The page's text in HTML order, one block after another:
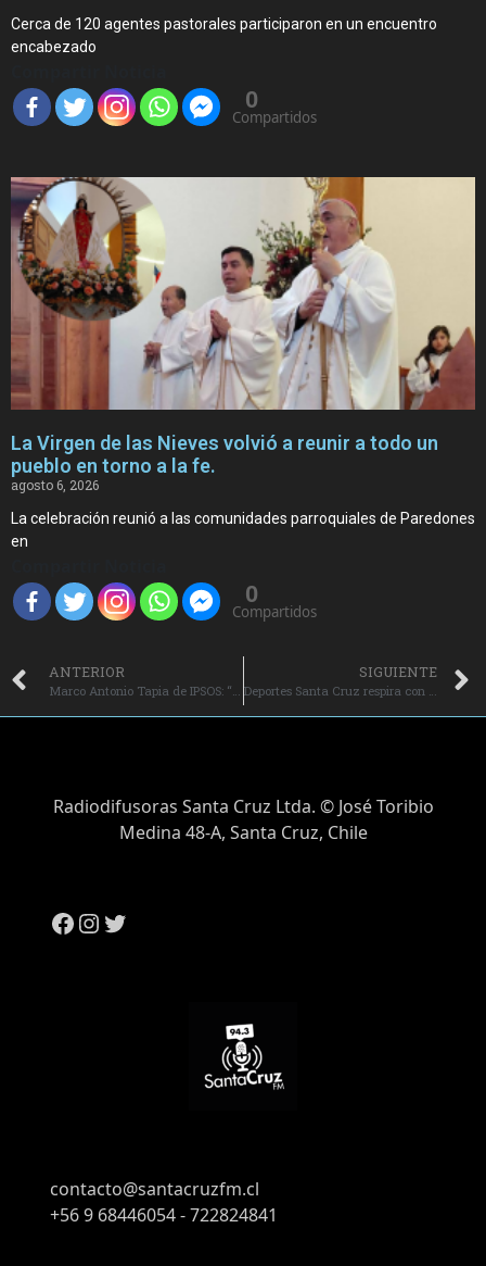
Cerca de 120 agentes pastorales participaron en un encuentro
encabezado
0
Compartidos
La Virgen de las Nieves volvió a reunir a todo un
pueblo en torno a la fe.
agosto 6, 2026
La celebración reunió a las comunidades parroquiales de Paredones
en
0
Compartidos
ANTERIOR SIGUIENTE
Radiodifusoras Santa Cruz Ltda. © José Toribio
Medina 48-A, Santa Cruz, Chile
contacto@santacruzfm.cl
+56 9 68446054 - 722824841